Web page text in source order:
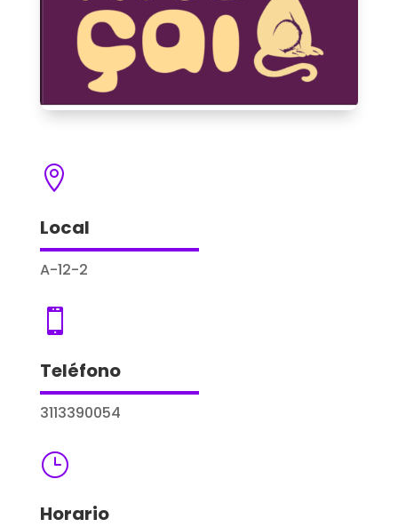

Local
A-12-2

Teléfono
3113390054
}
Horario